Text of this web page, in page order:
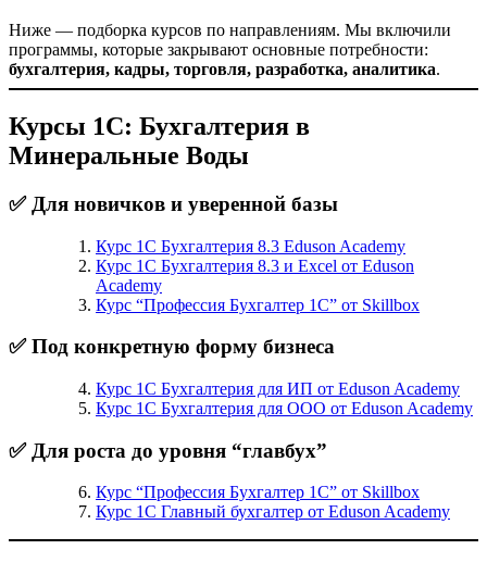
Ниже — подборка курсов по направлениям. Мы включили
программы, которые закрывают основные потребности:
бухгалтерия, кадры, торговля, разработка, аналитика.
Курсы 1С: Бухгалтерия в
Минеральные Воды
✅ Для новичков и уверенной базы
Курс 1С Бухгалтерия 8.3 Eduson Academy
Курс 1С Бухгалтерия 8.3 и Excel от Eduson
Academy
Курс “Профессия Бухгалтер 1С” от Skillbox
✅ Под конкретную форму бизнеса
Курс 1С Бухгалтерия для ИП от Eduson Academy
Курс 1С Бухгалтерия для ООО от Eduson Academy
✅ Для роста до уровня “главбух”
Курс “Профессия Бухгалтер 1С” от Skillbox
Курс 1С Главный бухгалтер от Eduson Academy